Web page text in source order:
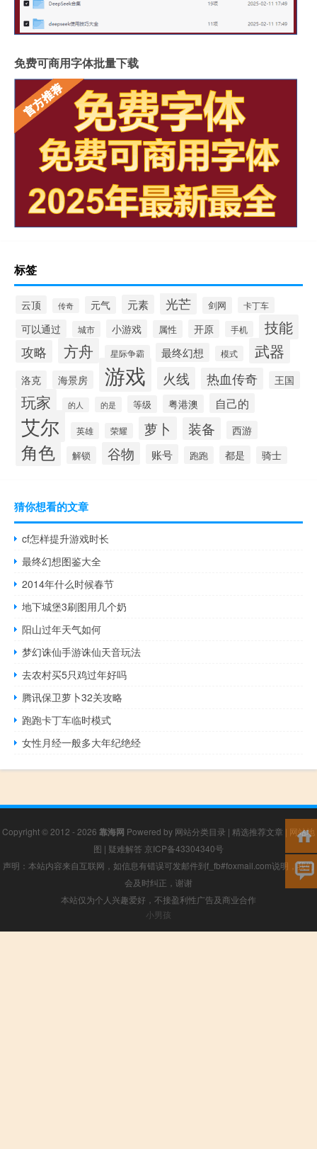
免费可商用字体批量下载
标签
云顶 传奇 元气 元素 光芒 剑网 卡丁车
可以通过 城市 小游戏 属性 开原 手机 技能
攻略 方舟 星际争霸 最终幻想 模式 武器
洛克 海景房 游戏 火线 热血传奇 王国
玩家 的人 的是 等级 粤港澳 自己的
艾尔 英雄 荣耀 萝卜 装备 西游
角色 解锁 谷物 账号 跑跑 都是 骑士
猜你想看的文章
cf怎样提升游戏时长
最终幻想图鉴大全
2014年什么时候春节
地下城堡3刷图用几个奶
阳山过年天气如何
梦幻诛仙手游诛仙天音玩法
去农村买5只鸡过年好吗
腾讯保卫萝卜32关攻略
跑跑卡丁车临时模式
女性月经一般多大年纪绝经
Copyright © 2012 - 2026 靠海网 Powered by 网站分类目录 | 精选推荐文章 | 网站地
图 | 疑难解答 京ICP备43304340号
声明：本站内容来自互联网，如信息有错误可发邮件到f_fb#foxmail.com说明，我们
会及时纠正，谢谢
本站仅为个人兴趣爱好，不接盈利性广告及商业合作
小男孩